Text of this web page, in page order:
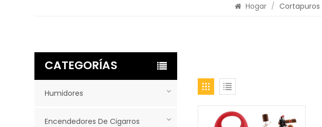
Hogar / Cortapuros
CATEGORÍAS
Humidores
Encendedores De Cigarros